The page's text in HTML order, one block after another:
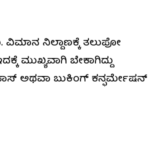
ನಿಲ್ದಾಣಕ್ಕೆ ತಲುಪೋ
ಮುಖ್ಯವಾಗಿ ಬೇಕಾಗಿದ್ದು
ಅಥವಾ ಬುಕಿಂಗ್ ಕನ್ಫರ್ಮೇಷನ್